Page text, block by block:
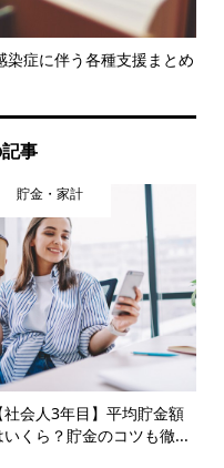
染症に伴う各種支援まとめ
事
貯金・家計
社会人3年目】平均貯金額
いくら？貯金のコツも徹...